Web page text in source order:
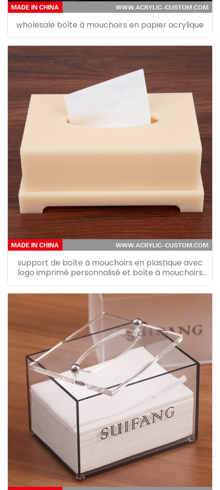
wholesale boîte à mouchoirs en papier acrylique
support de boîte à mouchoirs en plastique avec
logo imprimé personnalisé et boîte à mouchoirs
en acrylique rectangulaire